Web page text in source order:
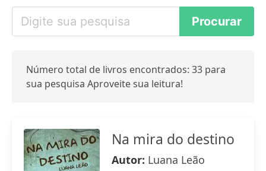
Número total de livros encontrados: 33 para
sua pesquisa Aproveite sua leitura!
Na mira do destino
Autor: Luana Leão